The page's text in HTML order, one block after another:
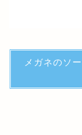
メガネのソ